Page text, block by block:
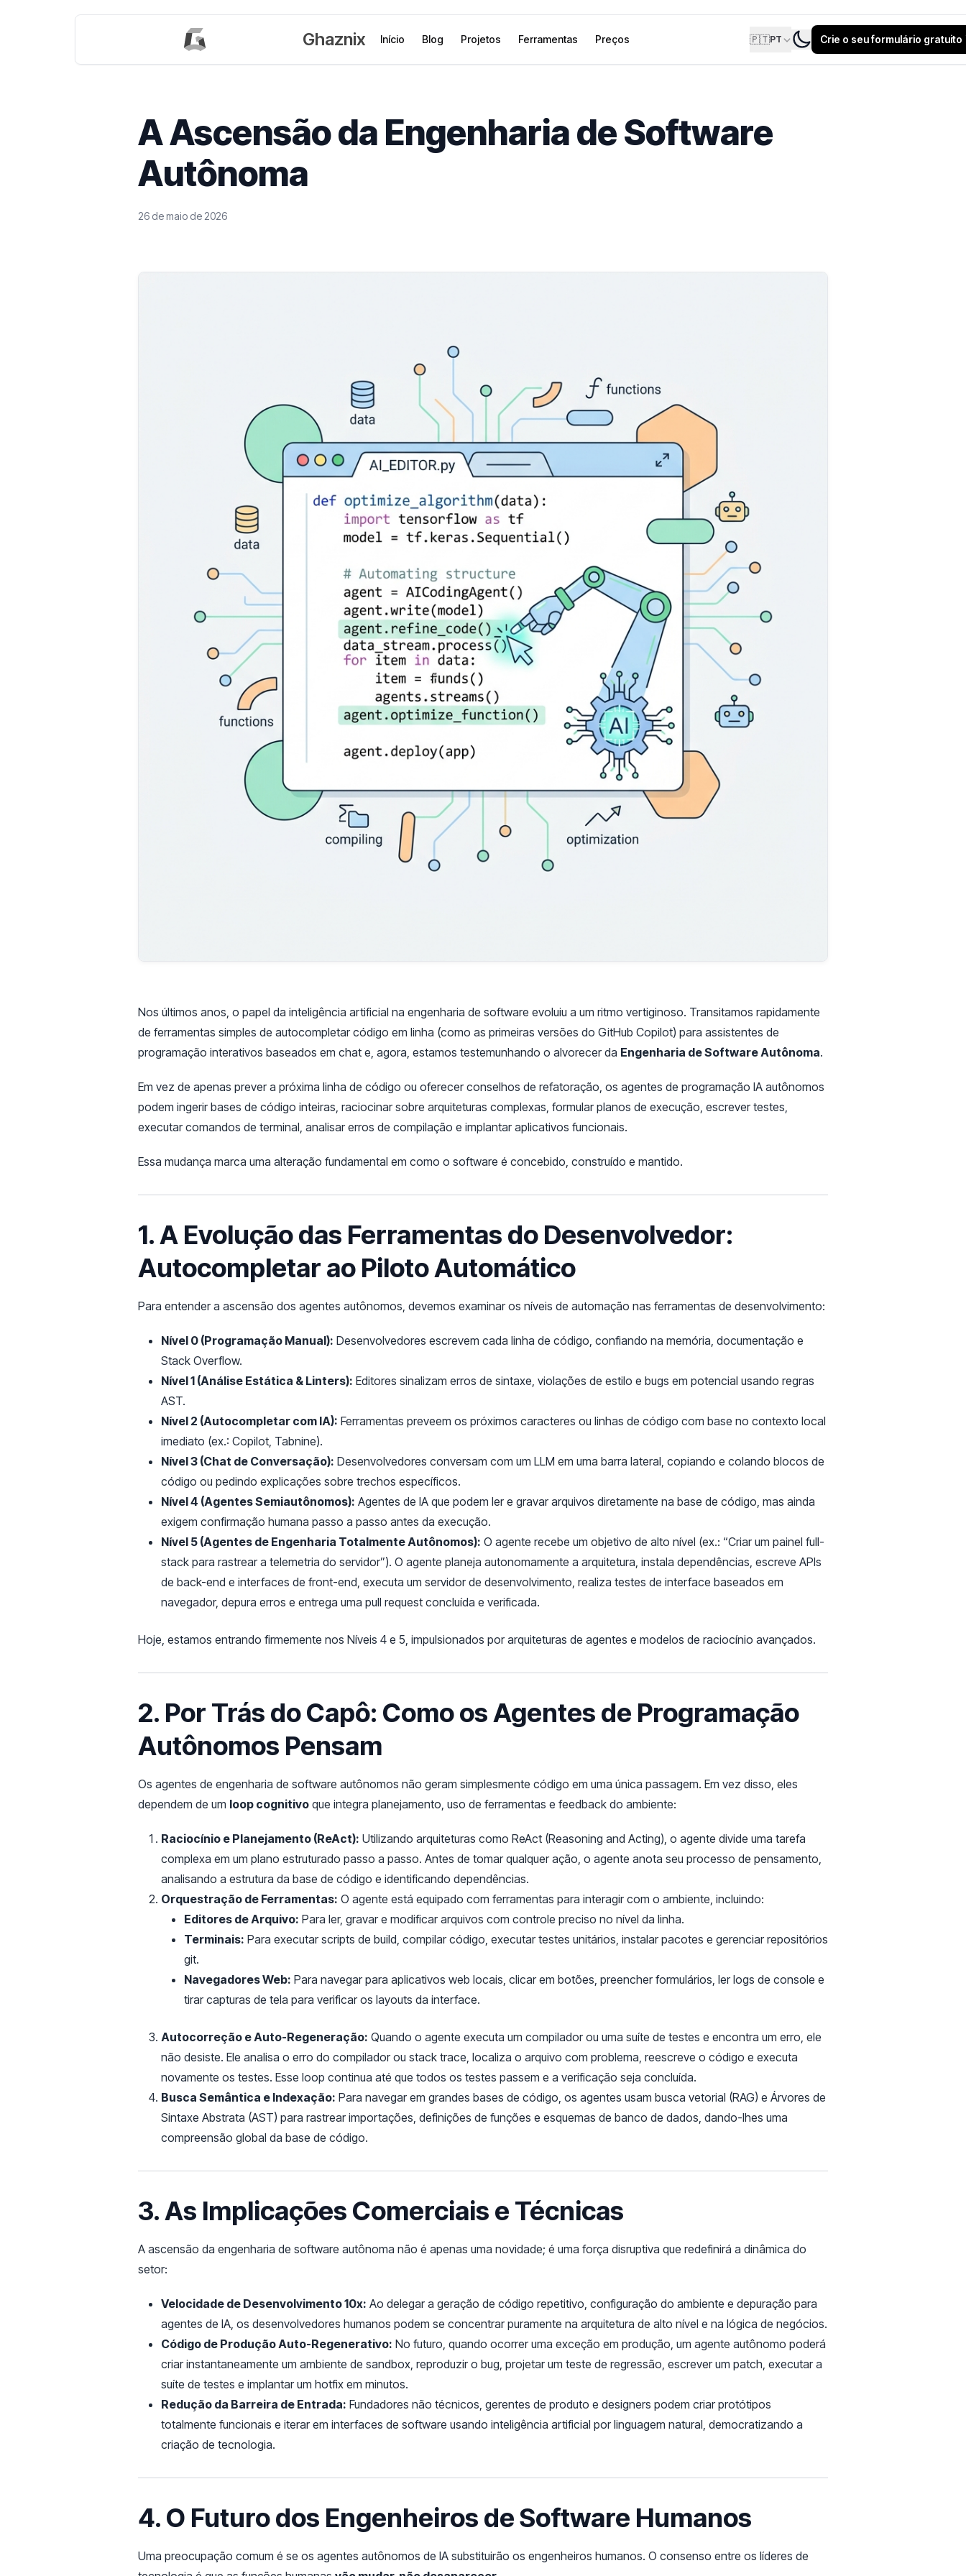
Ghaznix Início Blog Projetos Ferramentas Preços 🇵🇹PT Crie o seu formulário gratuito
A Ascensão da Engenharia de Software
Autônoma
26 de maio de 2026
Nos últimos anos, o papel da inteligência artificial na engenharia de software evoluiu a um ritmo vertiginoso. Transitamos rapidamente
de ferramentas simples de autocompletar código em linha (como as primeiras versões do GitHub Copilot) para assistentes de
programação interativos baseados em chat e, agora, estamos testemunhando o alvorecer da Engenharia de Software Autônoma.
Em vez de apenas prever a próxima linha de código ou oferecer conselhos de refatoração, os agentes de programação IA autônomos
podem ingerir bases de código inteiras, raciocinar sobre arquiteturas complexas, formular planos de execução, escrever testes,
executar comandos de terminal, analisar erros de compilação e implantar aplicativos funcionais.
Essa mudança marca uma alteração fundamental em como o software é concebido, construído e mantido.
1. A Evolução das Ferramentas do Desenvolvedor:
Autocompletar ao Piloto Automático
Para entender a ascensão dos agentes autônomos, devemos examinar os níveis de automação nas ferramentas de desenvolvimento:
Nível 0 (Programação Manual): Desenvolvedores escrevem cada linha de código, confiando na memória, documentação e
Stack Overflow.
Nível 1 (Análise Estática & Linters): Editores sinalizam erros de sintaxe, violações de estilo e bugs em potencial usando regras
AST.
Nível 2 (Autocompletar com IA): Ferramentas preveem os próximos caracteres ou linhas de código com base no contexto local
imediato (ex.: Copilot, Tabnine).
Nível 3 (Chat de Conversação): Desenvolvedores conversam com um LLM em uma barra lateral, copiando e colando blocos de
código ou pedindo explicações sobre trechos específicos.
Nível 4 (Agentes Semiautônomos): Agentes de IA que podem ler e gravar arquivos diretamente na base de código, mas ainda
exigem confirmação humana passo a passo antes da execução.
Nível 5 (Agentes de Engenharia Totalmente Autônomos): O agente recebe um objetivo de alto nível (ex.: “Criar um painel full-
stack para rastrear a telemetria do servidor”). O agente planeja autonomamente a arquitetura, instala dependências, escreve APIs
de back-end e interfaces de front-end, executa um servidor de desenvolvimento, realiza testes de interface baseados em
navegador, depura erros e entrega uma pull request concluída e verificada.
Hoje, estamos entrando firmemente nos Níveis 4 e 5, impulsionados por arquiteturas de agentes e modelos de raciocínio avançados.
2. Por Trás do Capô: Como os Agentes de Programação
Autônomos Pensam
Os agentes de engenharia de software autônomos não geram simplesmente código em uma única passagem. Em vez disso, eles
dependem de um loop cognitivo que integra planejamento, uso de ferramentas e feedback do ambiente:
Raciocínio e Planejamento (ReAct): Utilizando arquiteturas como ReAct (Reasoning and Acting), o agente divide uma tarefa
complexa em um plano estruturado passo a passo. Antes de tomar qualquer ação, o agente anota seu processo de pensamento,
analisando a estrutura da base de código e identificando dependências.
Orquestração de Ferramentas: O agente está equipado com ferramentas para interagir com o ambiente, incluindo:
Editores de Arquivo: Para ler, gravar e modificar arquivos com controle preciso no nível da linha.
Terminais: Para executar scripts de build, compilar código, executar testes unitários, instalar pacotes e gerenciar repositórios
git.
Navegadores Web: Para navegar para aplicativos web locais, clicar em botões, preencher formulários, ler logs de console e
tirar capturas de tela para verificar os layouts da interface.
Autocorreção e Auto-Regeneração: Quando o agente executa um compilador ou uma suíte de testes e encontra um erro, ele
não desiste. Ele analisa o erro do compilador ou stack trace, localiza o arquivo com problema, reescreve o código e executa
novamente os testes. Esse loop continua até que todos os testes passem e a verificação seja concluída.
Busca Semântica e Indexação: Para navegar em grandes bases de código, os agentes usam busca vetorial (RAG) e Árvores de
Sintaxe Abstrata (AST) para rastrear importações, definições de funções e esquemas de banco de dados, dando-lhes uma
compreensão global da base de código.
3. As Implicações Comerciais e Técnicas
A ascensão da engenharia de software autônoma não é apenas uma novidade; é uma força disruptiva que redefinirá a dinâmica do
setor:
Velocidade de Desenvolvimento 10x: Ao delegar a geração de código repetitivo, configuração do ambiente e depuração para
agentes de IA, os desenvolvedores humanos podem se concentrar puramente na arquitetura de alto nível e na lógica de negócios.
Código de Produção Auto-Regenerativo: No futuro, quando ocorrer uma exceção em produção, um agente autônomo poderá
criar instantaneamente um ambiente de sandbox, reproduzir o bug, projetar um teste de regressão, escrever um patch, executar a
suíte de testes e implantar um hotfix em minutos.
Redução da Barreira de Entrada: Fundadores não técnicos, gerentes de produto e designers podem criar protótipos
totalmente funcionais e iterar em interfaces de software usando inteligência artificial por linguagem natural, democratizando a
criação de tecnologia.
4. O Futuro dos Engenheiros de Software Humanos
Uma preocupação comum é se os agentes autônomos de IA substituirão os engenheiros humanos. O consenso entre os líderes de